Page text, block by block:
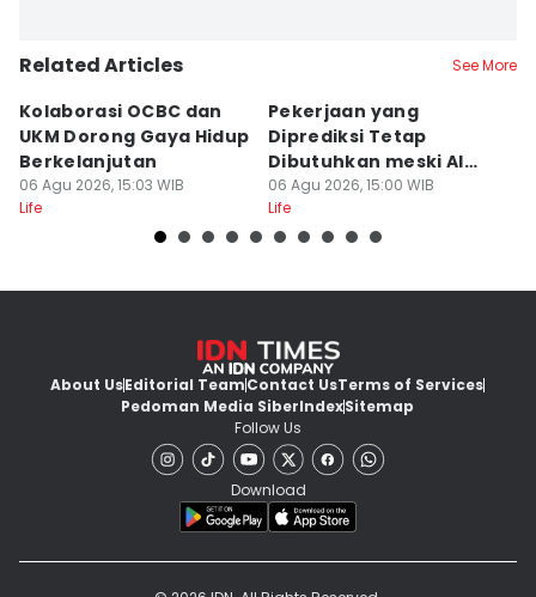
Related Articles See More
Kolaborasi OCBC dan
UKM Dorong Gaya Hidup
Berkelanjutan
06 Agu 2026, 15:03 WIB
Life
Pekerjaan yang
Diprediksi Tetap
Dibutuhkan meski AI
Berkembang
06 Agu 2026, 15:00 WIB
Life
About UsEditorial TeamContact UsTerms of Services
Pedoman Media SiberIndexSitemap
Follow Us
Download